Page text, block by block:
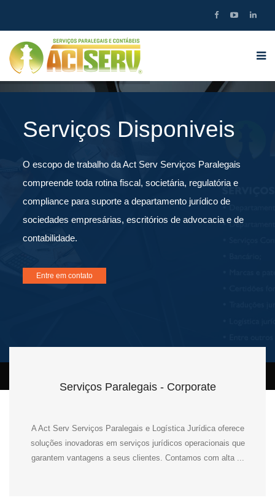
Serviços Disponiveis
O escopo de trabalho da Act Serv Serviços Paralegais
compreende toda rotina fiscal, societária, regulatória e
compliance para suporte a departamento jurídico de
sociedades empresárias, escritórios de advocacia e de
contabilidade.
Entre em contato
Serviços Paralegais - Corporate
A Act Serv Serviços Paralegais e Logística Jurídica oferece
soluções inovadoras em serviços jurídicos operacionais que
garantem vantagens a seus clientes. Contamos com alta ...